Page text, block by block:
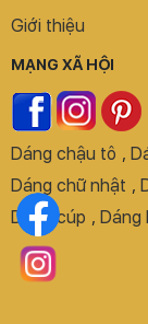
Giới thiệu
MẠNG XÃ HỘI
Dáng chậu tô ,
Dáng chữ nhật ,
Dáng cúp , Dáng